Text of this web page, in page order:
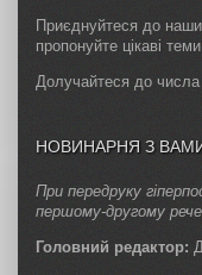
Приєднуйтеся до
пропонуйте цікаві теми.
Долучайтеся до
НОВИНАРНЯ З
При передруку
першому-другому
Головний редактор: